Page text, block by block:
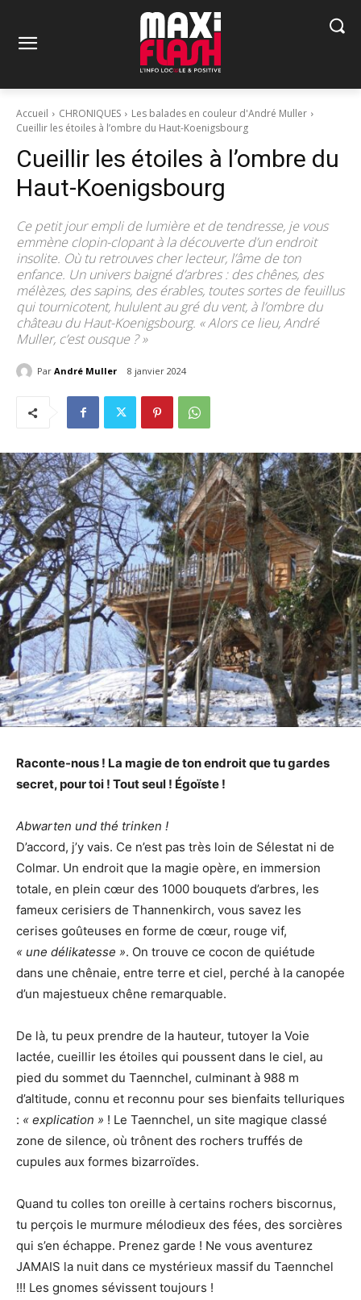
Accueil CHRONIQUES
Les balades en couleur d'André Muller
Cueillir les étoiles à l’ombre du Haut-Koenigsbourg
Cueillir les étoiles à l’ombre du
Haut-Koenigsbourg
Ce petit jour empli de lumière et de tendresse, je vous
emmène clopin-clopant à la découverte d’un endroit
insolite. Où tu retrouves cher lecteur, l’âme de ton
enfance. Un univers baigné d’arbres : des chênes, des
mélèzes, des sapins, des érables, toutes sortes de feuillus
qui tournicotent, hululent au gré du vent, à l’ombre du
château du Haut-Koenigsbourg. « Alors ce lieu, André
Muller, c’est ousque ? »
Par André Muller 8 janvier 2024
Raconte-nous ! La magie de ton endroit que tu gardes
secret, pour toi ! Tout seul ! Égoïste !
Abwarten und thé trinken !
D’accord, j’y vais. Ce n’est pas très loin de Sélestat ni de
Colmar. Un endroit que la magie opère, en immersion
totale, en plein cœur des 1000 bouquets d’arbres, les
fameux cerisiers de Thannenkirch, vous savez les
cerises goûteuses en forme de cœur, rouge vif,
« une délikatesse ». On trouve ce cocon de quiétude
dans une chênaie, entre terre et ciel, perché à la canopée
d’un majestueux chêne remarquable.
De là, tu peux prendre de la hauteur, tutoyer la Voie
lactée, cueillir les étoiles qui poussent dans le ciel, au
pied du sommet du Taennchel, culminant à 988 m
d’altitude, connu et reconnu pour ses bienfaits telluriques
: « explication » ! Le Taennchel, un site magique classé
zone de silence, où trônent des rochers truffés de
cupules aux formes bizarroïdes.
Quand tu colles ton oreille à certains rochers biscornus,
tu perçois le murmure mélodieux des fées, des sorcières
qui s’en échappe. Prenez garde ! Ne vous aventurez
JAMAIS la nuit dans ce mystérieux massif du Taennchel
!!! Les gnomes sévissent toujours !